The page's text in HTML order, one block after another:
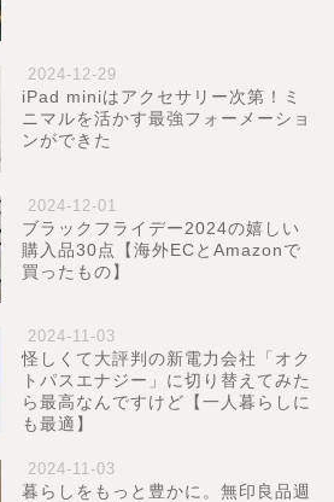
2024-12-29
iPad miniはアクセサリー次第！ミ
ニマルを活かす最強フォーメーショ
ンができた
2024-12-01
ブラックフライデー2024の嬉しい
購入品30点【海外ECとAmazonで
買ったもの】
2024-11-03
怪しくて大評判の新電力会社「オク
トパスエナジー」に切り替えてみた
ら最高なんですけど【一人暮らしに
も最適】
2024-11-03
暮らしをもっと豊かに。無印良品週